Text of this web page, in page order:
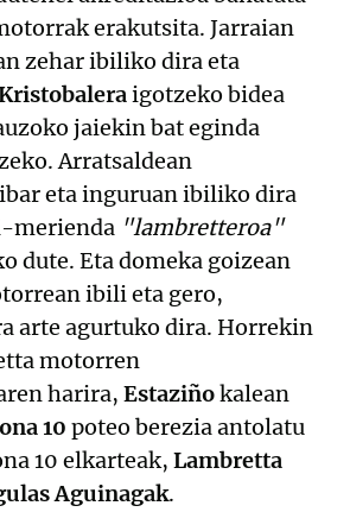
erakutsita. Jarraian
zehar ibiliko dira eta
igotzeko bidea
jaiekin bat eginda
Arratsaldean
eta inguruan ibiliko dira
merienda "lambretteroa"
dute. Eta domeka goizean
ibili eta gero,
arte agurtuko dira. Horrekin
motorren
harira, Estaziñokalean
10 poteo berezia antolatu
10 elkarteak, Lambretta
Aguinagak.